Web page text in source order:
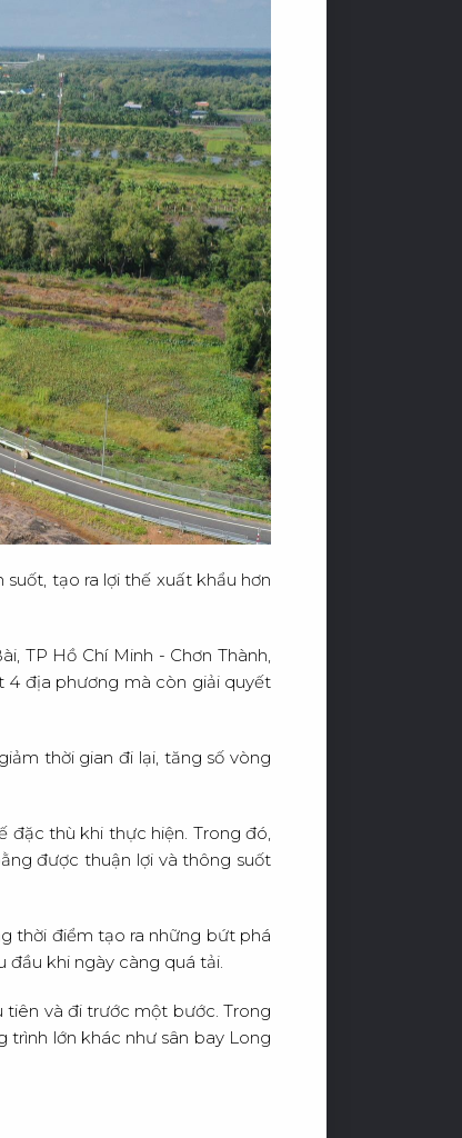
TỨ
GH
N H
tạo ra lợi thế xuất khẩu hơn
TP Hồ Chí Minh - Chơn Thành,
4 địa phương mà còn giải quyết
thời gian đi lại, tăng số vòng
đặc thù khi thực hiện. Trong đó,
được thuận lợi và thông suốt
thời điểm tạo ra những bứt phá
khi ngày càng quá tải.
tiên và đi trước một bước. Trong
trình lớn khác như sân bay Long